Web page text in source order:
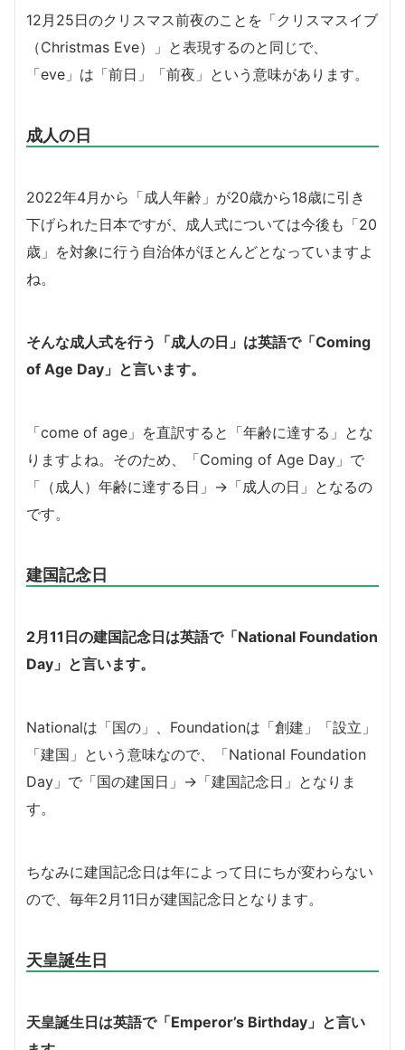
12月25日のクリスマス前夜のことを「クリスマスイブ
（Christmas Eve）」と表現するのと同じで、
「eve」は「前日」「前夜」という意味があります。
成人の日
2022年4月から「成人年齢」が20歳から18歳に引き
下げられた日本ですが、成人式については今後も「20
歳」を対象に行う自治体がほとんどとなっていますよ
ね。
そんな成人式を行う「成人の日」は英語で「Coming
of Age Day」と言います。
「come of age」を直訳すると「年齢に達する」とな
りますよね。そのため、「Coming of Age Day」で
「（成人）年齢に達する日」→「成人の日」となるの
です。
建国記念日
2月11日の建国記念日は英語で「National Foundation
Day」と言います。
Nationalは「国の」、Foundationは「創建」「設立」
「建国」という意味なので、「National Foundation
Day」で「国の建国日」→「建国記念日」となりま
す。
ちなみに建国記念日は年によって日にちが変わらない
ので、毎年2月11日が建国記念日となります。
天皇誕生日
天皇誕生日は英語で「Emperor’s Birthday」と言い